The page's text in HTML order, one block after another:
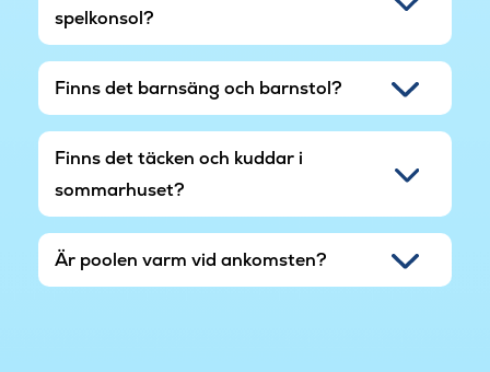
spelkonsol?
Finns det barnsäng och barnstol?
Finns det täcken och kuddar i
sommarhuset?
Är poolen varm vid ankomsten?